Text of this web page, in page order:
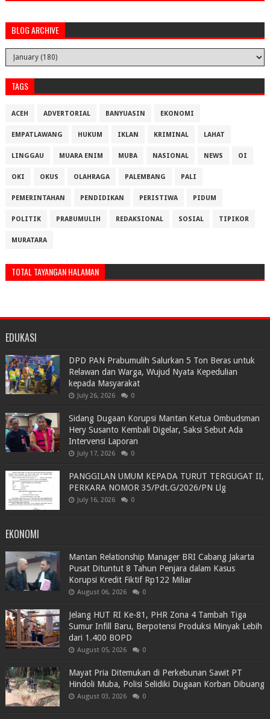
BLOG ARCHIVE
TAGS
ACEH ADVERTORIAL BANYUASIN EKONOMI
EMPATLAWANG HUKUM IKLAN KRIMINAL LAHAT
LINGGAU MUARA ENIM MUBA NASIONAL NEWS OI
OKI OKUS OLAHRAGA PALEMBANG PALI
PEMERINTAHAN PENDIDIKAN PERISTIWA PIDUM
POLITIK PRABUMULIH REDAKSIONAL SOSIAL TIPIKOR
MURATARA
TOTAL TAYANGAN HALAMAN
EDUKASI
DPD PAN Prabumulih Salurkan 5 Ton Beras untuk
Relawan dan Warga, Wujud Nyata Kepedulian
kepada Masyarakat
July 26, 2026 0
Sidang Dugaan Korupsi Mantan Ketua Ombudsman
Hery Susanto Kembali Digelar, Saksi Sebut Ada
Intervensi Laporan
July 17, 2026 0
PANGGILAN UMUM KEPADA TURUT TERGUGAT II,
PERKARA NOMOR 35/Pdt.G/2026/PN Llg
July 16, 2026 0
EKONOMI
Mantan Relationship Manager BRI Cabang Jakarta
Pusat Dituntut 8 Tahun Penjara dalam Kasus
Korupsi Kredit Fiktif Rp122 Miliar
August 06, 2026 0
Jelang HUT RI Ke-81, PHR Zona 4 Tambah Tiga
Sumur Infill Baru, Berpotensi Produksi Minyak Lebih
dari 1.400 BOPD
August 05, 2026 0
Mayat Pria Ditemukan di Perkebunan Sawit PT
Hindoli Muba, Polisi Selidiki Dugaan Korban Dibuang
August 03, 2026 0